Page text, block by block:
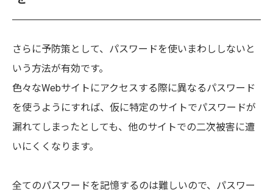
さらに予防策として、パスワードを使いまわししないと
いう方法が有効です。
色々なWebサイトにアクセスする際に異なるパスワード
を使うようにすれば、仮に特定のサイトでパスワードが
漏れてしまったとしても、他のサイトでの二次被害に遭
いにくくなります。
全てのパスワードを記憶するのは難しいので、パスワー